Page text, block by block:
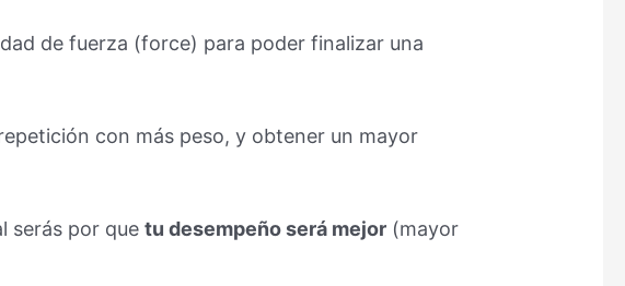
de fuerza (force) para poder finalizar una
con más peso, y obtener un mayor
serás por quetu desempeño será mejor (mayor